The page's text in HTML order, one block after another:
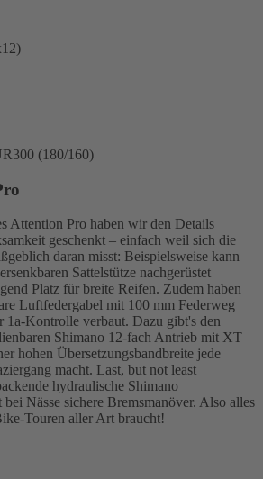
(180/160)
Attention Pro haben wir den Details
geschenkt – einfach weil sich die
daran misst: Beispielsweise kann
Sattelstütze nachgerüstet
Platz für breite Reifen. Zudem haben
Luftfedergabel mit 100 mm Federweg
1a-Kontrolle verbaut. Dazu gibt's den
Shimano 12-fach Antrieb mit XT
hohen Übersetzungsbandbreite jede
macht. Last, but not least
hydraulische Shimano
bei Nässe sichere Bremsmanöver. Also alles
Touren aller Art braucht!